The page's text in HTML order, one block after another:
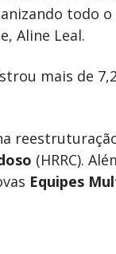
todo o
Aline Leal.
mais de
(HRRC).
Equipes